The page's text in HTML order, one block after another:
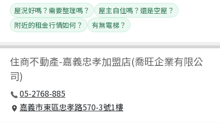
住商不動產-嘉義忠孝加盟店(喬旺企業有限公
司)
05-2768-885
嘉義市東區忠孝路570-3號1樓
屋況好嗎？需要整理嗎？
屋主自住嗎？還是空屋？
附近的租金行情如何？
有無電梯？